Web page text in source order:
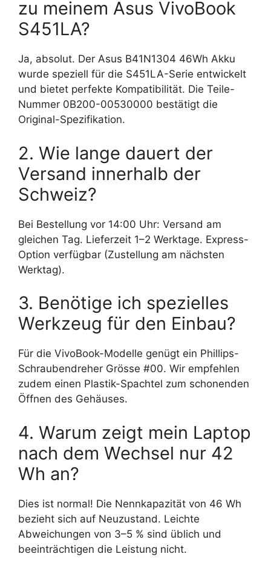
zu meinem Asus VivoBook
S451LA?
Ja, absolut. Der Asus B41N1304 46Wh Akku
wurde speziell für die S451LA-Serie entwickelt
und bietet perfekte Kompatibilität. Die Teile-
Nummer 0B200-00530000 bestätigt die
Original-Spezifikation.
2. Wie lange dauert der
Versand innerhalb der
Schweiz?
Bei Bestellung vor 14:00 Uhr: Versand am
gleichen Tag. Lieferzeit 1–2 Werktage. Express-
Option verfügbar (Zustellung am nächsten
Werktag).
3. Benötige ich spezielles
Werkzeug für den Einbau?
Für die VivoBook-Modelle genügt ein Phillips-
Schraubendreher Grösse #00. Wir empfehlen
zudem einen Plastik-Spachtel zum schonenden
Öffnen des Gehäuses.
4. Warum zeigt mein Laptop
nach dem Wechsel nur 42
Wh an?
Dies ist normal! Die Nennkapazität von 46 Wh
bezieht sich auf Neuzustand. Leichte
Abweichungen von 3–5 % sind üblich und
beeinträchtigen die Leistung nicht.